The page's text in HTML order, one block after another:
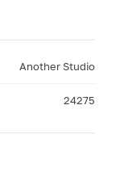
Another Studio
24275